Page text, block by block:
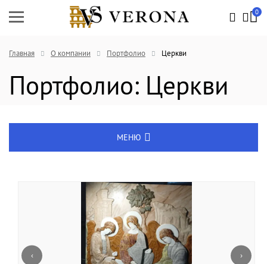
0
Главная О компании Портфолио Церкви
Портфолио: Церкви
МЕНЮ
Политика конфиденциальности
Портфолио
‹ ›